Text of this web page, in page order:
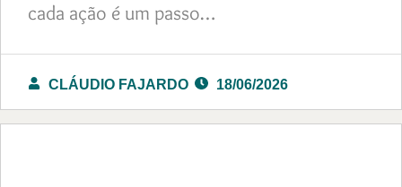
cada ação é um passo…
CLÁUDIO FAJARDO 18/06/2026